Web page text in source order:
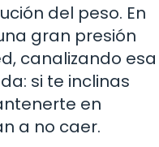
del peso. En
gran presión
canalizando esa
si te inclinas
en
a no caer.